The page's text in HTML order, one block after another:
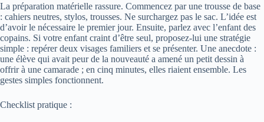
La préparation matérielle rassure. Commencez par une trousse de base
: cahiers neutres, stylos, trousses. Ne surchargez pas le sac. L’idée est
d’avoir le nécessaire le premier jour. Ensuite, parlez avec l’enfant des
copains. Si votre enfant craint d’être seul, proposez-lui une stratégie
simple : repérer deux visages familiers et se présenter. Une anecdote :
une élève qui avait peur de la nouveauté a amené un petit dessin à
offrir à une camarade ; en cinq minutes, elles riaient ensemble. Les
gestes simples fonctionnent.
Checklist pratique :